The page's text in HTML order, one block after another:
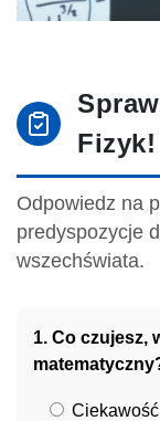
Fizyk!
Odpowiedz na
predyspozycje
wszechświata.
1. Co czujesz,